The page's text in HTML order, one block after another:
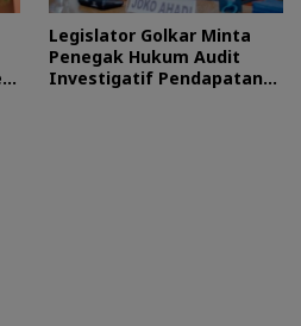
Legislator Golkar Minta
Penegak Hukum Audit
Investigatif Pendapatan